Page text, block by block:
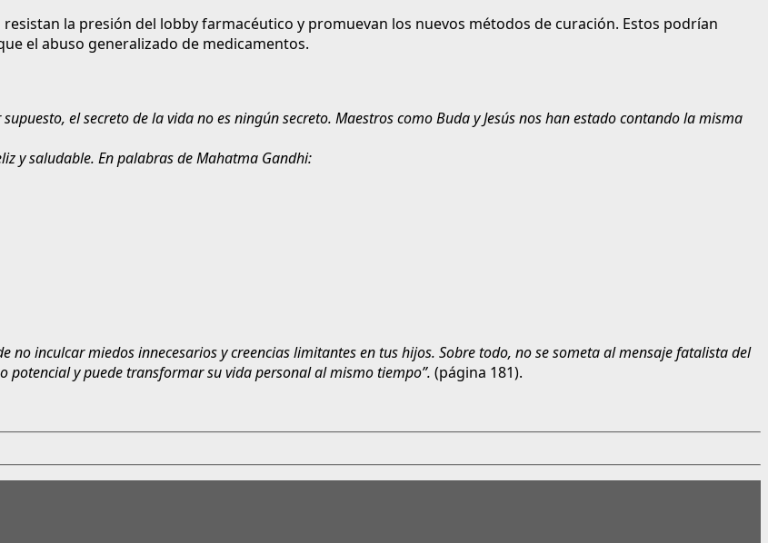
la presión del lobby farmacéutico y promuevan los nuevos métodos de curación. Estos podrían
el abuso generalizado de medicamentos.
el secreto de la vida no es ningún secreto. Maestros como Buda y Jesús nos han estado contando la misma
y saludable. En palabras de Mahatma Gandhi:
inculcar miedos innecesarios y creencias limitantes en tus hijos. Sobre todo, no se someta al mensaje fatalista del
y puede transformar su vida personal al mismo tiempo”. (página 181).